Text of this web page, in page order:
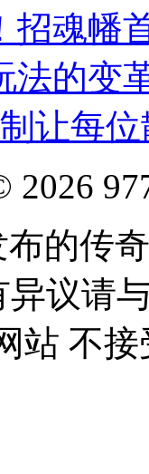
招魂幡
法的变
让每
的传
议请
站 不